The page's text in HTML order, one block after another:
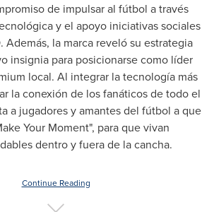
de impulsar al fútbol a través
y el apoyo iniciativas sociales
Además, la marca reveló su estrategia
insignia para posicionarse como líder
local. Al integrar la tecnología más
la conexión de los fanáticos de todo el
a jugadores y amantes del fútbol a que
Your Moment", para que vivan
dentro y fuera de la cancha.
Continue Reading